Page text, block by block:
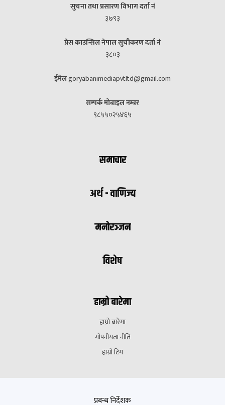
सुचना तथा प्रसारण विभाग दर्ता नं
३७९३
प्रेस काउन्सिल नेपाल सुचीकरण दर्ता नं
३८०३
ईमेलgoryabanimediapvtltd@gmail.com
सम्पर्क मोबाइल नम्बर
९८५५०२५४६५
समाचार
अर्थ - वाणिज्य
मनोरञ्जन
विशेष
हाम्रो बारेमा
हाम्रो बारेमा
गोपनीयता नीति
हाम्रो टिम
प्रबन्ध निर्देशक